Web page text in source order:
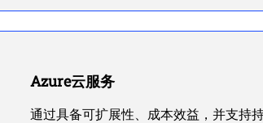
Azure云服务
通过具备可扩展性、成本效益，并支持